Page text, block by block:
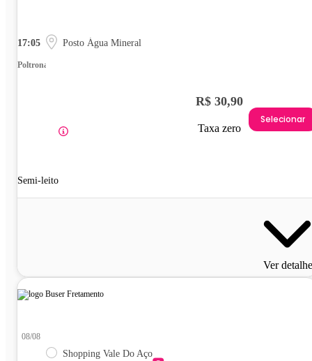
17:05 Posto Água Mineral
Poltrona
Semi-leito
R$ 30,90
Taxa zero
Selecionar
Ver
08/08
Shopping Vale Do Aço